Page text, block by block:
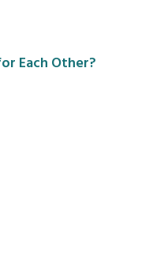
Each Other?